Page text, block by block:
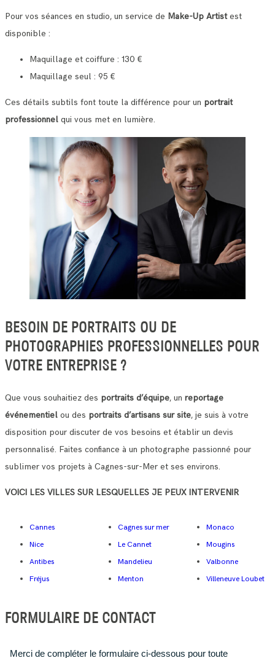
Pour vos séances en studio, un service de Make-Up Artistest
disponible :
Maquillage et coiffure : 130 €
Maquillage seul : 95 €
Ces détails subtils font toute la différence pour un portrait
professionnel qui vous met en lumière.
BESOIN DE PORTRAITS OU DE
PHOTOGRAPHIES PROFESSIONNELLES POUR
VOTRE ENTREPRISE ?
Que vous souhaitiez des portraits d’équipe, un reportage
événementiel ou des portraits d’artisans sur site, je suis à votre
disposition pour discuter de vos besoins et établir un devis
personnalisé. Faites confiance à un photographe passionné pour
sublimer vos projets à Cagnes-sur-Mer et ses environs.
VOICI LES VILLES SUR LESQUELLES JE PEUX INTERVENIR
Cannes
Nice
Antibes
Fréjus
Cagnes sur mer
Le Cannet
Mandelieu
Menton
Monaco
Mougins
Valbonne
Villeneuve Loubet
FORMULAIRE DE CONTACT